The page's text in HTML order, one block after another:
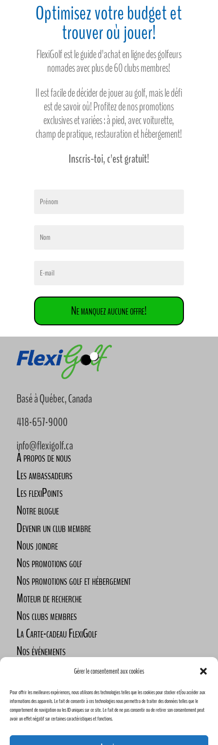
Gérer le consentement aux cookies
Pour offrir les meilleures expériences, nous utilisons des technologies telles que les cookies pour stocker et/ou accéder aux
informations des appareils. Le fait de consentir à ces technologies nous permettra de traiter des données telles que le
comportement de navigation ou les ID uniques sur ce site. Le fait de ne pas consentir ou de retirer son consentement peut
avoir un effet négatif sur certaines caractéristiques et fonctions.
Optimisez votre budget et
trouver où jouer!
FlexiGolf est le guide d'achat en ligne des golfeurs
nomades avec plus de 60 clubs membres!
Il est facile de décider de jouer au golf, mais le défi
est de savoir où! Profitez de nos promotions
exclusives et variées : à pied, avec voiturette,
champ de pratique, restauration et hébergement!
Inscris-toi, c'est gratuit!
Ne manquez aucune offre!
Basé à Québec, Canada
418-657-9000
info@flexigolf.ca
À propos de nous
Les ambassadeurs
Les flexiPoints
Notre blogue
Devenir un club membre
Nous joindre
Nos promotions golf
Nos promotions golf et hébergement
Moteur de recherche
Nos clubs membres
La Carte-cadeau FlexiGolf
Nos événements
Défi des golfeurs nomades
Nos commanditaires
Devenez commanditaire